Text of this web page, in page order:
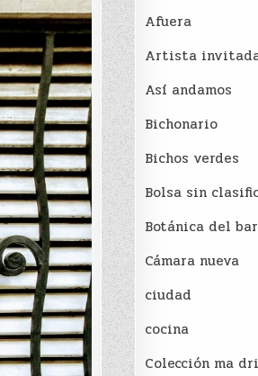
Afuera
Artista
Así andamos
Bichonario
Bichos verdes
Bolsa sin
Botánica del
Cámara nueva
ciudad
cocina
Colección ma